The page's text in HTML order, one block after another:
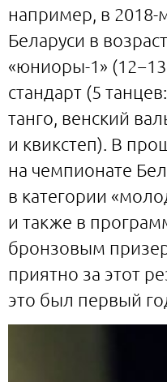
например, в
Беларуси в
«юниоры-1»
стандарт (5
танго, венский
и квикстеп). В
на чемпионате
в категории
и также в
бронзовым
приятно за этот
это был первый